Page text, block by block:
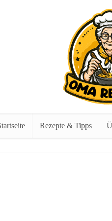
Rezepte & Tipps